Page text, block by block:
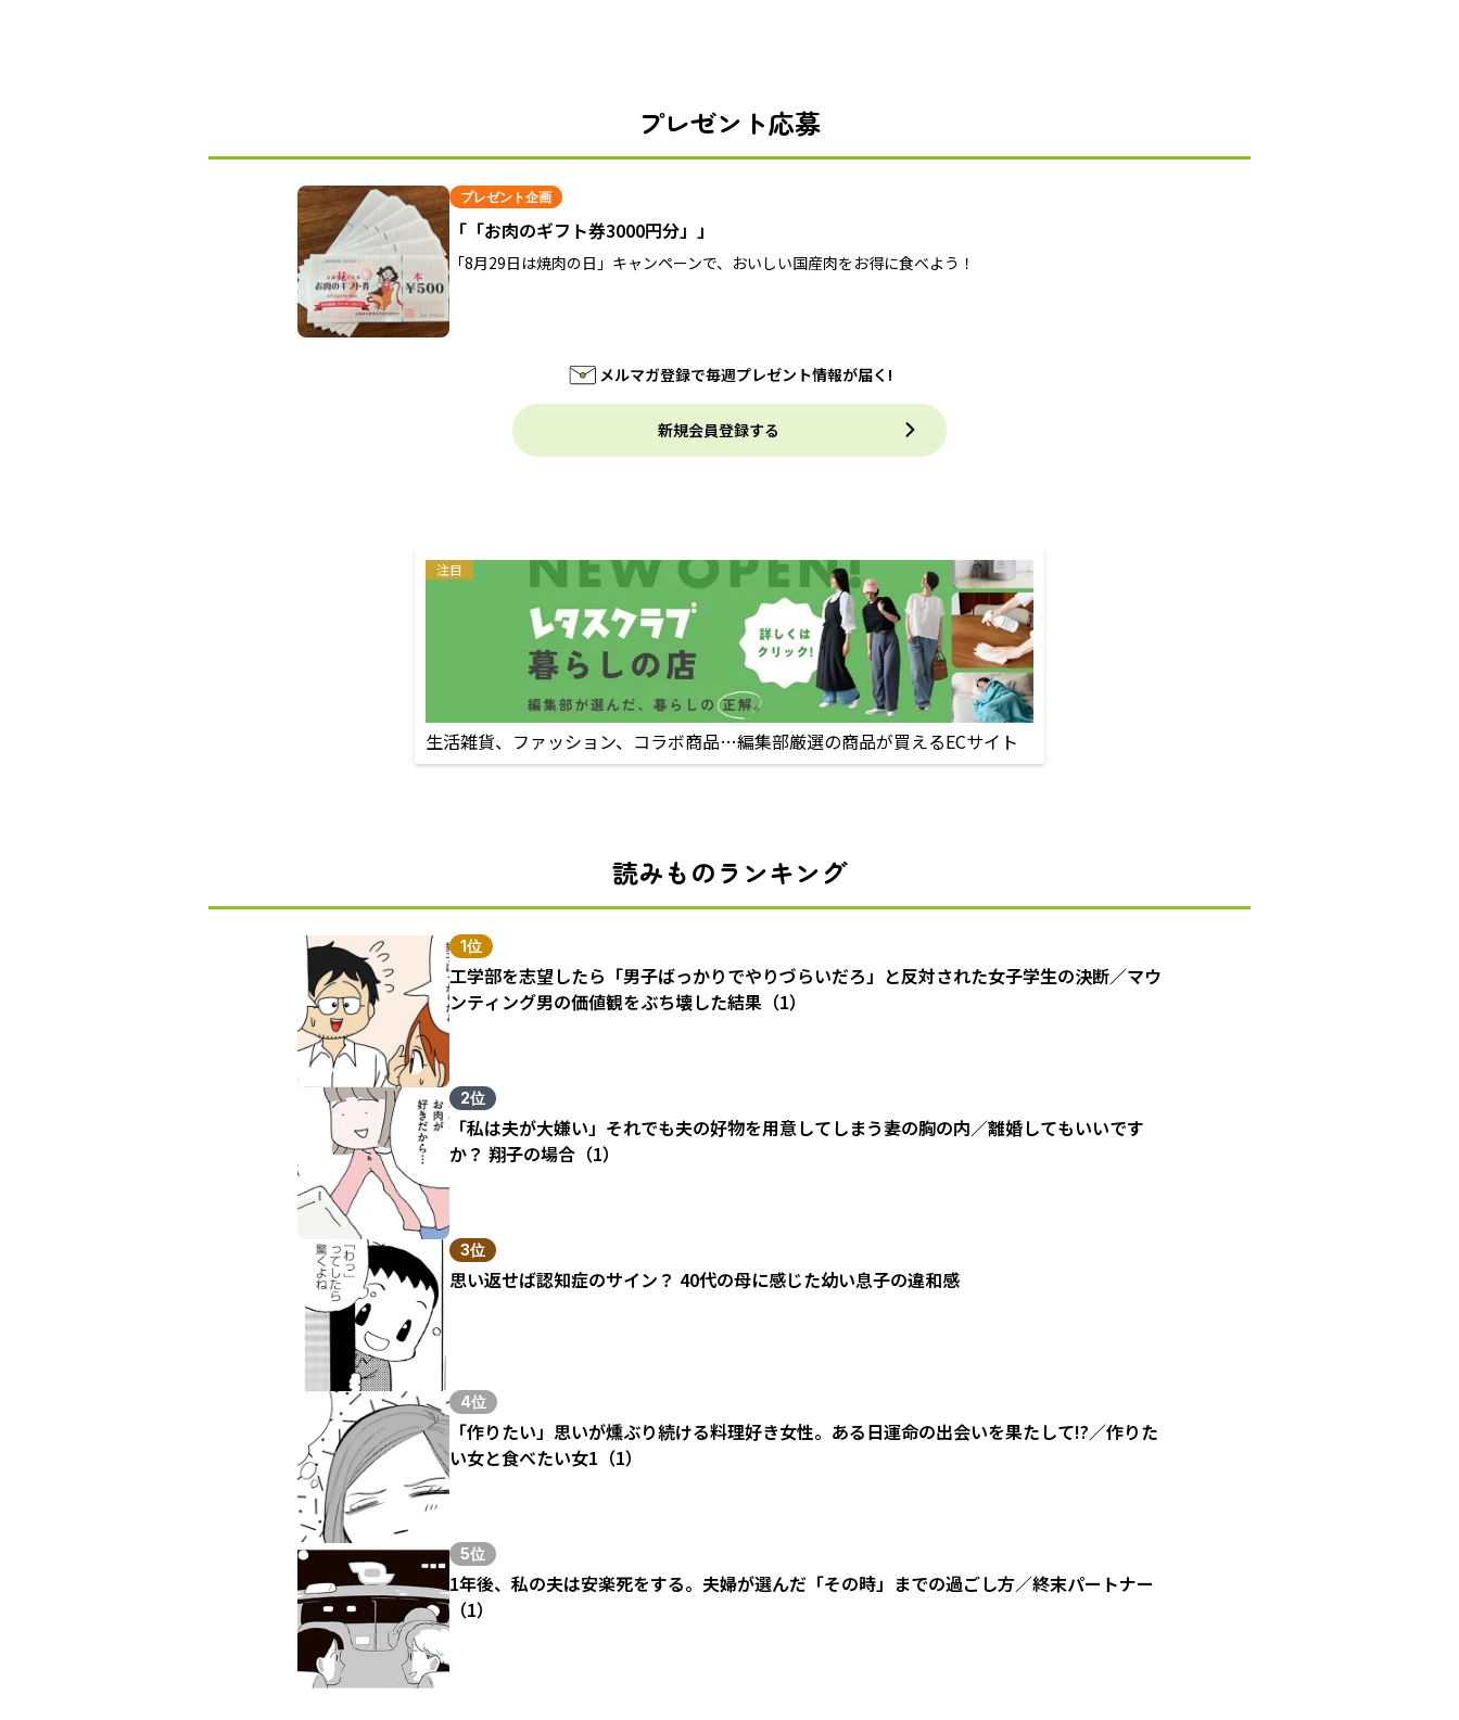
プレゼント応募
プレゼント企画
「「お肉のギフト券3000円分」」
「8月29日は焼肉の日」キャンペーンで、おいしい国産肉をお得に食べよう！
メルマガ登録で毎週プレゼント情報が届く!
新規会員登録する
注目
生活雑貨、ファッション、コラボ商品…編集部厳選の商品が買えるECサイト
読みものランキング
1位
工学部を志望したら「男子ばっかりでやりづらいだろ」と反対された女子学生の決断／マウ
ンティング男の価値観をぶち壊した結果（1）
2位
「私は夫が大嫌い」それでも夫の好物を用意してしまう妻の胸の内／離婚してもいいです
か？ 翔子の場合（1）
3位
思い返せば認知症のサイン？ 40代の母に感じた幼い息子の違和感
4位
「作りたい」思いが燻ぶり続ける料理好き女性。ある日運命の出会いを果たして!?／作りた
い女と食べたい女1（1）
5位
1年後、私の夫は安楽死をする。夫婦が選んだ「その時」までの過ごし方／終末パートナー
（1）